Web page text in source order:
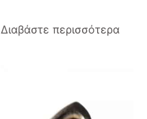
Διαβάστε περισσότερα